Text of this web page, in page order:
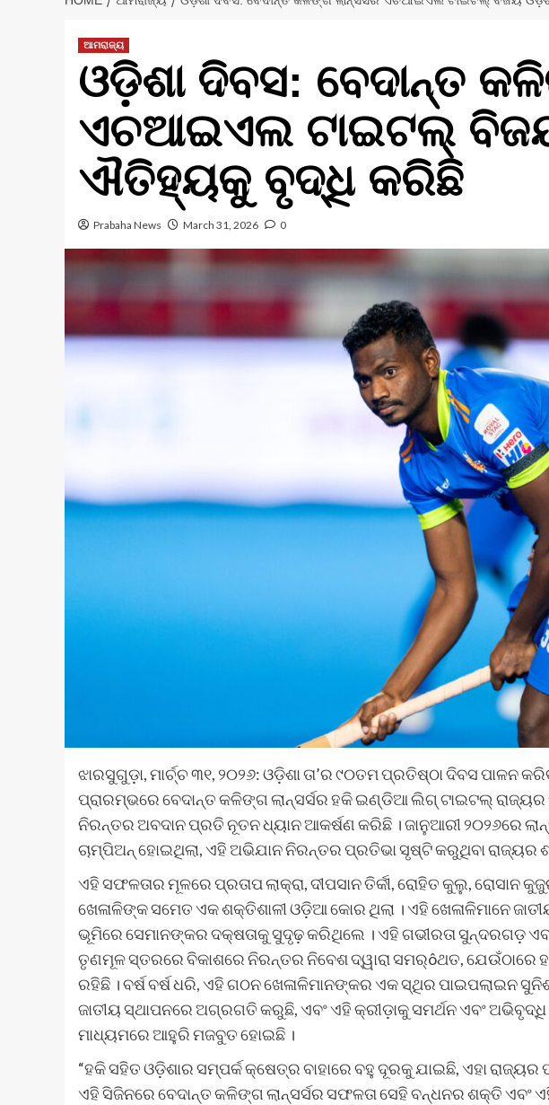
ଆମରାଜ୍ୟ
ଓଡ଼ିଶା ଦିବସ: ବେଦାନ୍ତ
ଏଚଆଇଏଲ ଟାଇଟଲ୍
ଐତିହ୍ୟକୁ ବୃଦ୍ଧି କରିଛି
Prabaha News March 31, 2026 0
ଝାରସୁଗୁଡ଼ା, ମାର୍ଚ୍ଚ ୩୧, ୨୦୨୬: ଓଡ଼ିଶା ତା’ର ୯୦ତମ ପ୍ରତିଷ୍ଠା ଦିବସ ପାଳନ
ପ୍ରାରମ୍ଭରେ ବେଦାନ୍ତ କଳିଙ୍ଗ ଲାନ୍ସର୍ସର ହକି ଇଣ୍ଡିଆ ଲିଗ୍ ଟାଇଟଲ୍ ରାଜ୍ୟର
ନିରନ୍ତର ଅବଦାନ ପ୍ରତି ନୂତନ ଧ୍ୟାନ ଆକର୍ଷଣ କରିଛି । ଜାନୁଆରୀ ୨୦୨୬ରେ
ଚାମ୍ପିଅନ୍ ହୋଇଥିଲା, ଏହି ଅଭିଯାନ ନିରନ୍ତର ପ୍ରତିଭା ସୃଷ୍ଟି କରୁଥିବା
ଏହି ସଫଳତାର ମୂଳରେ ପ୍ରତାପ ଲାକ୍ରା, ଦୀପସାନ ତିର୍କୀ, ରୋହିତ କୁଲୁ, ରୋସାନ
ଖେଳାଳିଙ୍କ ସମେତ ଏକ ଶକ୍ତିଶାଳୀ ଓଡ଼ିଆ କୋର ଥିଲା । ଏହି ଖେଳାଳିମାନେ
ଭୂମିରେ ସେମାନଙ୍କର ଦକ୍ଷତାକୁ ସୁଦୃଢ଼ କରିଥିଲେ । ଏହି ଗଭୀରତା ସୁନ୍ଦରଗଡ଼
ତୃଣମୂଳ ସ୍ତରରେ ବିକାଶରେ ନିରନ୍ତର ନିବେଶ ଦ୍ୱାରା ସମର୍ôଥତ, ଯେଉଁଠାରେ
ରହିଛି । ବର୍ଷ ବର୍ଷ ଧରି, ଏହି ଗଠନ ଖେଳାଳିମାନଙ୍କର ଏକ ସ୍ଥିର ପାଇପଲାଇନ
ଜାତୀୟ ସ୍ଥାପନରେ ଅଗ୍ରଗତି କରୁଛି, ଏବଂ ଏହି କ୍ରୀଡ଼ାକୁ ସମର୍ଥନ ଏବଂ
ମାଧ୍ୟମରେ ଆହୁରି ମଜବୁତ ହୋଇଛି ।
“ହକି ସହିତ ଓଡ଼ିଶାର ସମ୍ପର୍କ କ୍ଷେତ୍ର ବାହାରେ ବହୁ ଦୂରକୁ ଯାଇଛି, ଏହା
ଏହି ସିଜିନରେ ବେଦାନ୍ତ କଳିଙ୍ଗ ଲାନ୍ସର୍ସର ସଫଳତା ସେହି ବନ୍ଧନର ଶକ୍ତି ଏବଂ